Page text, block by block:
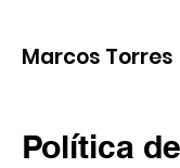
Marcos Torres
Política de